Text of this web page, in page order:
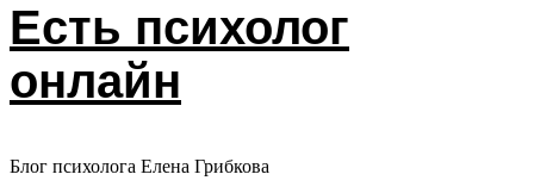
Есть психолог
онлайн
Блог психолога Елена Грибкова